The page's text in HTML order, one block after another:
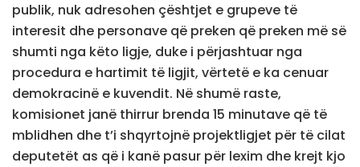
publik, nuk adresohen çështjet e grupeve të
interesit dhe personave që preken që preken më së
shumti nga këto ligje, duke i përjashtuar nga
procedura e hartimit të ligjit, vërtetë e ka cenuar
demokracinë e kuvendit. Në shumë raste,
komisionet janë thirrur brenda 15 minutave që të
mblidhen dhe t’i shqyrtojnë projektligjet për të cilat
deputetët as që i kanë pasur për lexim dhe krejt kjo